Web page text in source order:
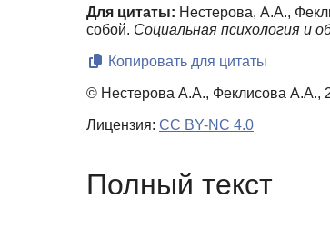
Для цитаты: Нестерова, А.А.,
собой. Социальная психология и
Копировать для цитаты
© Нестерова А.А., Феклисова А.А.,
Лицензия: CC BY-NC 4.0
Полный текст